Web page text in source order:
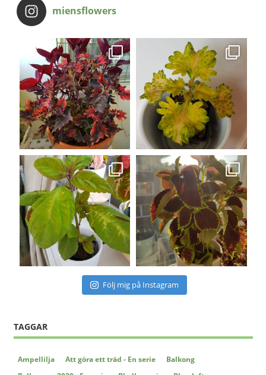
miensflowers
Följ mig på Instagram
TAGGAR
Ampellilja Att göra ett träd - En serie
Balkong